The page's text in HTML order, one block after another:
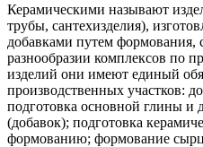
Керамическими называют
трубы, сантехизделия),
добавками путем
разнообразии комплексов по
изделий они имеют единый
производственных участков:
подготовка основной глины и
(добавок); подготовка
формованию; формование